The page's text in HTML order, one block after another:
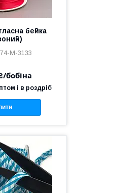
бейка
М-3133
бобіна
і в роздріб